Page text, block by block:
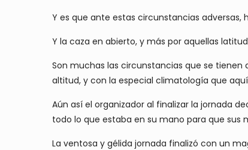
Y es que ante estas circunstancias adversas,
Y la caza en abierto, y más por aquellas
Son muchas las circunstancias que se tienen
altitud, y con la especial climatología que
Aún así el organizador al finalizar la jornada
todo lo que estaba en su mano para que sus
La ventosa y gélida jornada finalizó con un